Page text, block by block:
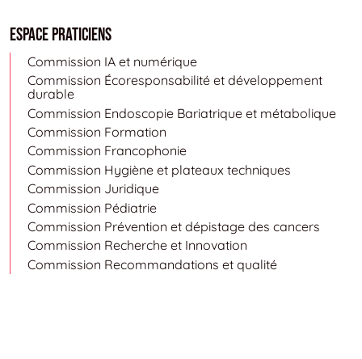
Espace Praticiens
Commission IA et numérique
Commission Écoresponsabilité et développement
durable
Commission Endoscopie Bariatrique et métabolique
Commission Formation
Commission Francophonie
Commission Hygiène et plateaux techniques
Commission Juridique
Commission Pédiatrie
Commission Prévention et dépistage des cancers
Commission Recherche et Innovation
Commission Recommandations et qualité